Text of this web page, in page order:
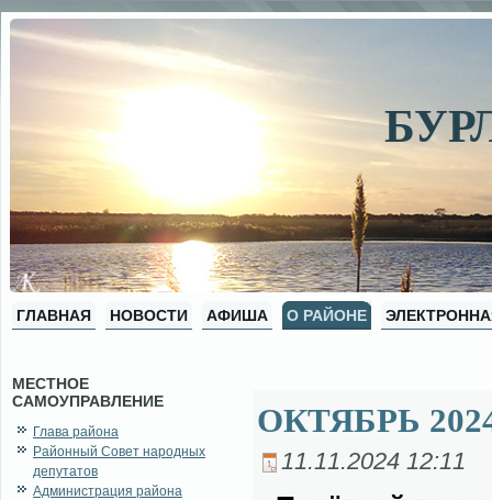
ГЛАВНАЯ НОВОСТИ АФИША О РАЙОНЕ
МЕСТНОЕ
САМОУПРАВЛЕНИЕ
Глава района
Районный Совет народных
депутатов
Администрация района
ОКТЯБРЬ
11.11.2024 12:11